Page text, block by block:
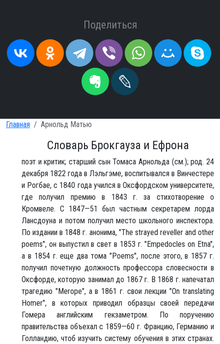
Поделиться
Главная Арнольд Матью
Словарь Брокгауза и Ефрона
поэт и критик; старший сын Томаса Арнольда (см.); род. 24
декабря 1822 года в Лэльгэме, воспитывался в Винчестере
и Рогбае, с 1840 года учился в Оксфордском университете,
где получил премию в 1843 г. за стихотворение о
Кромвеле. С 1847—51 был частным секретарем лорда
Лансдоуна и потом получил место школьного инспектора.
По издании в 1848 г. анонима, "The strayed reveller and other
poems", он выпустил в свет в 1853 г. "Empedocles on Etna",
a в 1854 г. еще два тома "Poems", после этого, в 1857 г.
получил почетную должность профессора словесности в
Оксфорде, которую занимал до 1867 г. В 1868 г. напечатал
трагедию "Merope", а в 1861 г. свои лекции "On translating
Homer", в которых приводил образцы своей передачи
Гомера английским гекзаметром. По поручению
правительства объехал с 1859—60 г. Францию, Германию и
Голландию, чтоб изучить систему обучения в этих странах.